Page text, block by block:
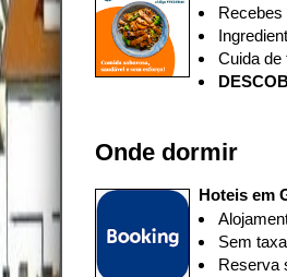
Cuida de
D
Onde dormir
Hoteis em
Sem
Reserva